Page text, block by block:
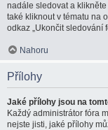
nadále sledovat a
také kliknout v tématu na
odkaz „Ukončit sledování
Nahoru
Přílohy
Jaké přílohy jsou na
Každý administrátor fóra
nejste jisti, jaké přílohy